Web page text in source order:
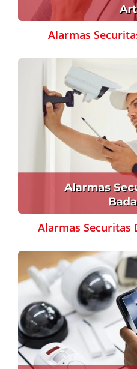
Alarmas
Alarmas Securitas